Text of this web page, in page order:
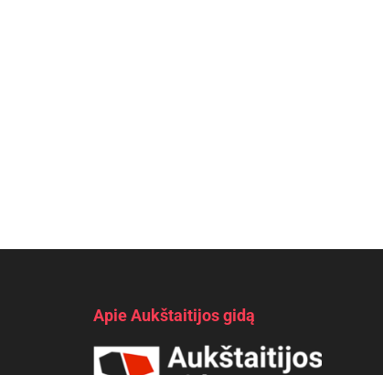
Apie Aukštaitijos gidą